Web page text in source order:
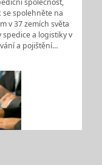
společnost,
se spolehněte na
v 37 zemích světa
a logistiky v
a pojištění…